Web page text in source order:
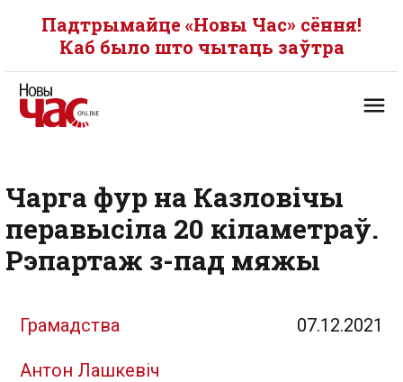
Падтрымайце «Новы Час» сёння!
Каб было што чытаць заўтра
Чарга фур на Казловічы
перавысіла 20 кіламетраў.
Рэпартаж з-пад мяжы
Грамадства 07.12.2021
Антон Лашкевіч